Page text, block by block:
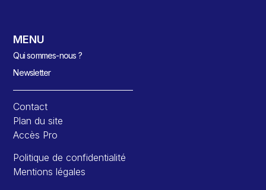
MENU
Qui sommes-nous ?
Newsletter
Contact
Plan du site
Accès Pro
Politique de confidentialité
Mentions légales